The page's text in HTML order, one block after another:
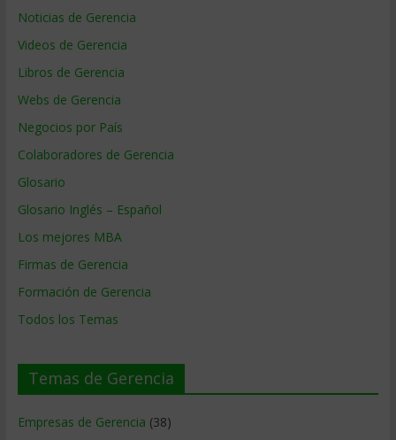
Noticias de Gerencia
Videos de Gerencia
Libros de Gerencia
Webs de Gerencia
Negocios por País
Colaboradores de Gerencia
Glosario
Glosario Inglés – Español
Los mejores MBA
Firmas de Gerencia
Formación de Gerencia
Todos los Temas
Temas de Gerencia
Empresas de Gerencia (38)